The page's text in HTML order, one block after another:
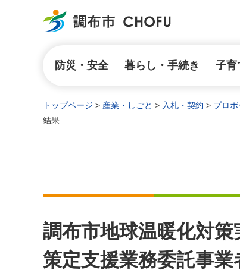
調布市
防災・安全 暮らし・手続き 子育
トップページ > 産業・しごと > 入札・契約 > プロ
結果
調布市地球温暖化対
策定支援業務委託事